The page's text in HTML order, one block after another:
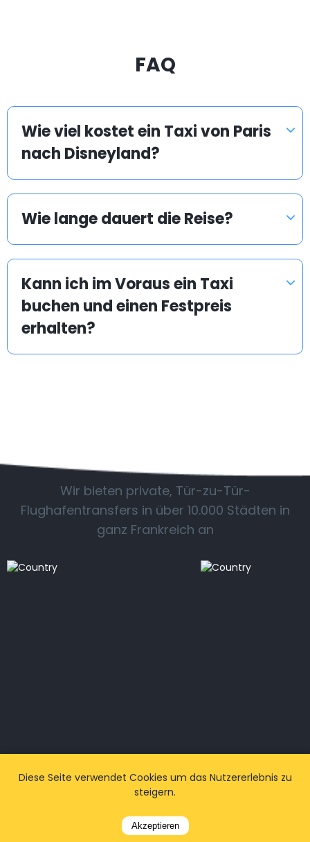
FAQ
Wie viel kostet ein Taxi von Paris
nach Disneyland?
Wie lange dauert die Reise?
Kann ich im Voraus ein Taxi
buchen und einen Festpreis
erhalten?
Wir bieten private, Tür-zu-Tür-
Flughafentransfers in über 10.000 Städten in
ganz Frankreich an
Lyon
& Taxi
Diese Seite verwendet Cookies um das Nutzererlebnis zu
steigern.
Akzeptieren